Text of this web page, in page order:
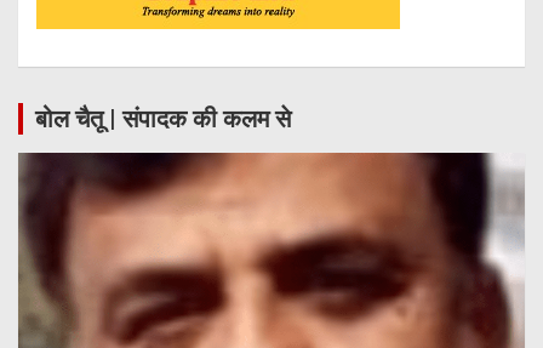
बोल चैतू | संपादक की कलम से